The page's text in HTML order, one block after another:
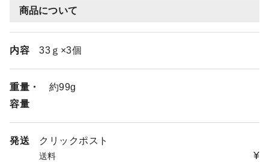
商品について
内容 33ｇ×3個
重量・
容量
約99g
発送 クリックポスト
送料 ¥